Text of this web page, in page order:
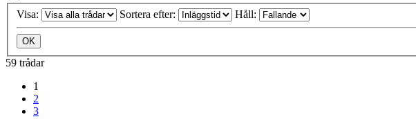
Visa: Sortera efter: Håll:
59 trådar
1
2
3